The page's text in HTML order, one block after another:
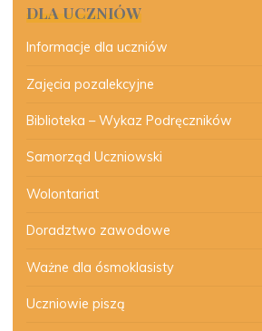
DLA UCZNIÓW
Informacje dla uczniów
Zajęcia pozalekcyjne
Biblioteka – Wykaz Podręczników
Samorząd Uczniowski
Wolontariat
Doradztwo zawodowe
Ważne dla ósmoklasisty
Uczniowie piszą